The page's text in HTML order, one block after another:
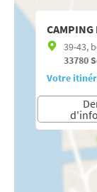
CAMPING
39-43,
33780
Votre